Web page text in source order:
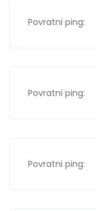
Povratni ping:
Povratni ping:
Povratni ping: